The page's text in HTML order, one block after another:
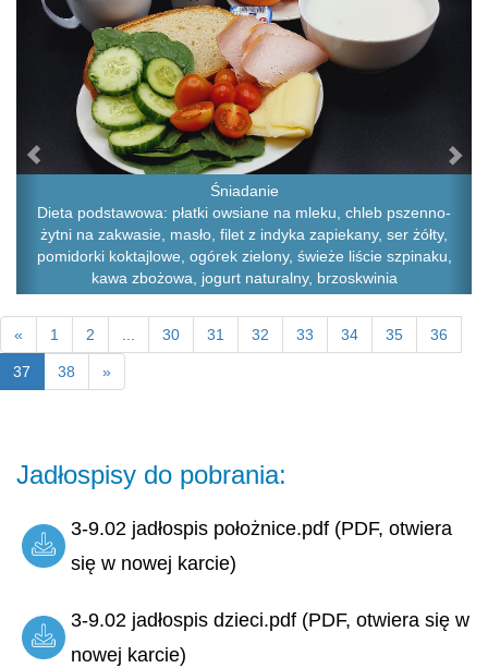
Śniadanie
Dieta podstawowa: płatki owsiane na mleku, chleb pszenno-
żytni na zakwasie, masło, filet z indyka zapiekany, ser żółty,
pomidorki koktajlowe, ogórek zielony, świeże liście szpinaku,
kawa zbożowa, jogurt naturalny, brzoskwinia
« 1 2 ... 30 31 32 33 34 35 36
37 38 »
Jadłospisy do pobrania:
3-9.02 jadłospis położnice.pdf (PDF, otwiera
się w nowej karcie)
3-9.02 jadłospis dzieci.pdf (PDF, otwiera się w
nowej karcie)